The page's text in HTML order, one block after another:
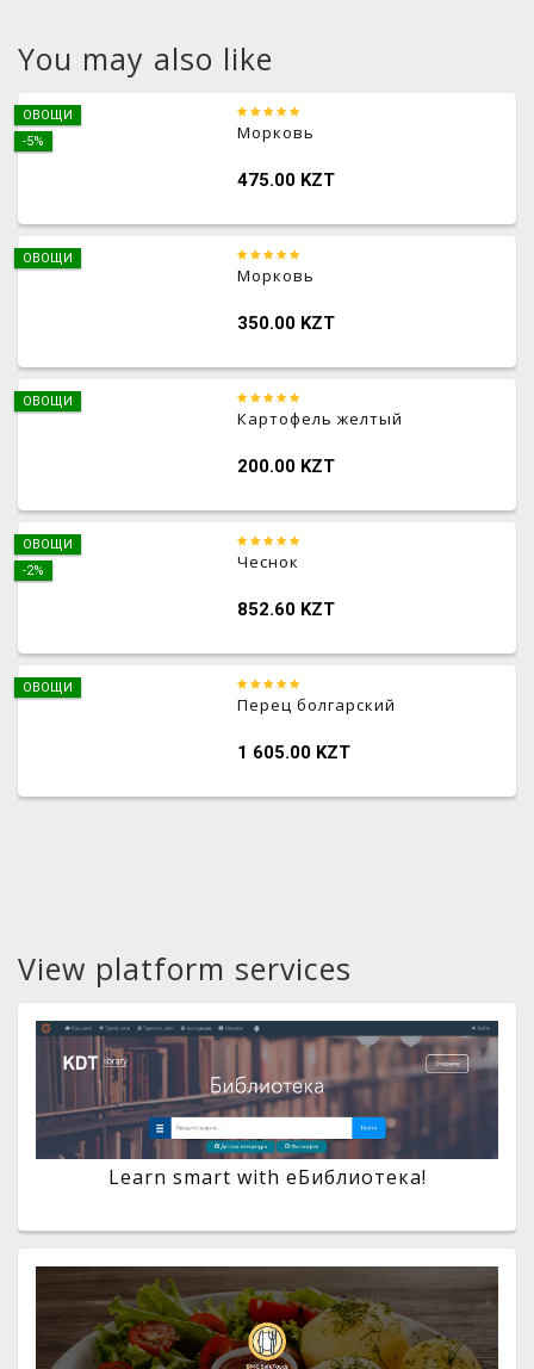
You may also like
ОВОЩИ
-5%
Морковь
475.00 KZT
ОВОЩИ
Морковь
350.00 KZT
ОВОЩИ
Картофель желтый
200.00 KZT
ОВОЩИ
-2%
Чеснок
852.60 KZT
ОВОЩИ
Перец болгарский
1 605.00 KZT
View platform services
Learn smart with eБиблиотека!